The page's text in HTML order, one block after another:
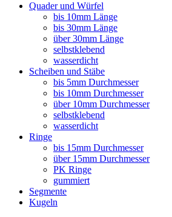
Quader und Würfel
bis 10mm Länge
bis 30mm Länge
über 30mm Länge
selbstklebend
wasserdicht
Scheiben und Stäbe
bis 5mm Durchmesser
bis 10mm Durchmesser
über 10mm Durchmesser
selbstklebend
wasserdicht
Ringe
bis 15mm Durchmesser
über 15mm Durchmesser
PK Ringe
gummiert
Segmente
Kugeln